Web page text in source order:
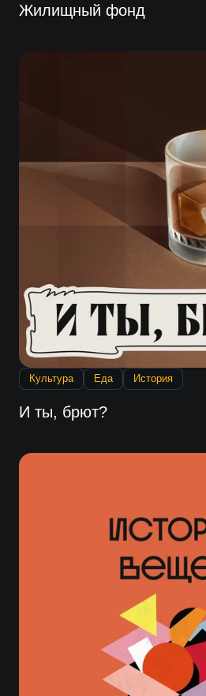
Жилищный фонд
Культура Еда История
И ты, брют?